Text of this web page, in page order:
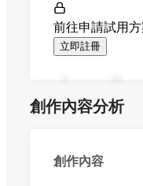
前往申請試用
立即註冊
創作內容分析
創作內容